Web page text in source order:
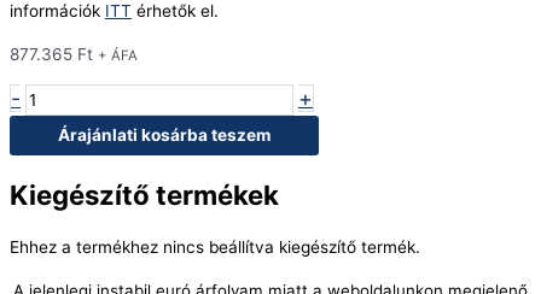
információk ITT érhetők el.
877.365 Ft + ÁFA
- +
Árajánlati kosárba teszem
Kiegészítő termékek
Ehhez a termékhez nincs beállítva kiegészítő termék.